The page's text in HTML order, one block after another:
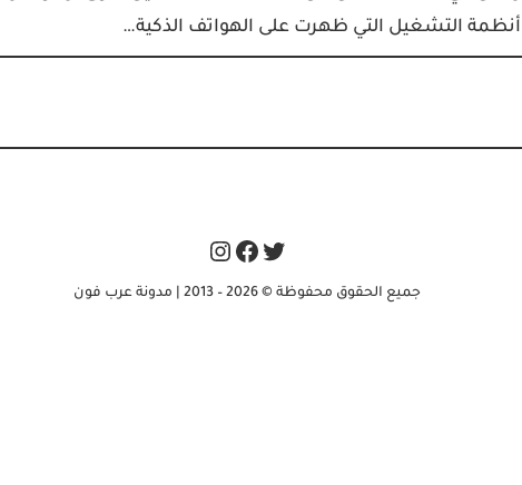
أنظمة التشغيل التي ظهرت على الهواتف الذكية…
Twitter
Facebook
Instagram
جميع الحقوق محفوظة © 2026 – 2013 | مدونة عرب فون